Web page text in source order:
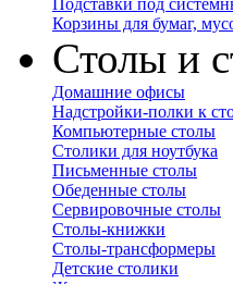
Подставки под
Корзины для бумаг,
Столы и
Домашние офисы
Надстройки-полки к
Компьютерные столы
Столики для ноутбука
Письменные столы
Обеденные столы
Сервировочные столы
Столы-книжки
Столы-трансформеры
Детские столики